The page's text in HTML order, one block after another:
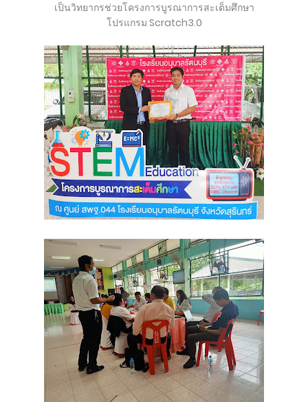
เป็นวิทยากรช่วยโครงการบูรณาการสะเต็มศึกษา
โปรแกรม Scratch3.0